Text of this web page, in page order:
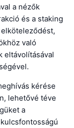
a nézők
és a staking
való
eltávolításával
kérése
lehetővé téve
a